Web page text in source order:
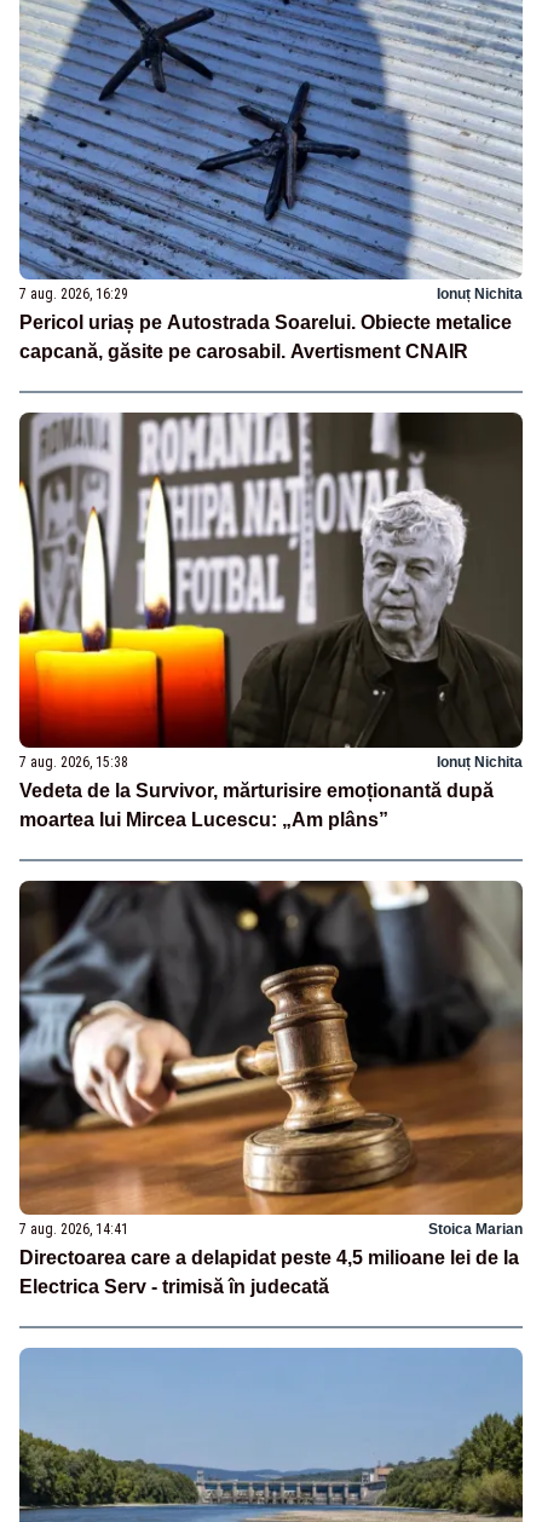
7 aug. 2026, 16:29 Ionuț Nichita
Pericol uriaș pe Autostrada Soarelui. Obiecte metalice
capcană, găsite pe carosabil. Avertisment CNAIR
7 aug. 2026, 15:38 Ionuț Nichita
Vedeta de la Survivor, mărturisire emoționantă după
moartea lui Mircea Lucescu: „Am plâns”
7 aug. 2026, 14:41 Stoica Marian
Directoarea care a delapidat peste 4,5 milioane lei de la
Electrica Serv - trimisă în judecată